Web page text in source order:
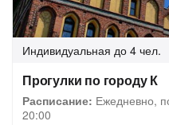
Индивидуальная до 4 чел.
Прогулки по городу К
Расписание: Ежедневно,
20:00